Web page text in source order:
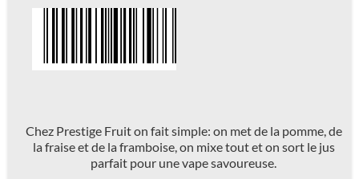
Chez Prestige Fruit on fait simple: on met de la pomme, de
la fraise et de la framboise, on mixe tout et on sort le jus
parfait pour une vape savoureuse.